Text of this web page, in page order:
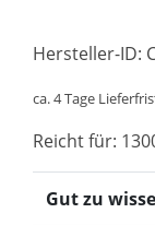
Hersteller-ID:
ca. 4 Tage
Reicht für:
Gut zu